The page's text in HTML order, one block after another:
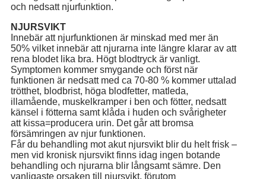
och nedsatt njurfunktion.
NJURSVIKT
Innebär att njurfunktionen är minskad med mer än
50% vilket innebär att njurarna inte längre klarar av att
rena blodet lika bra. Högt blodtryck är vanligt.
Symptomen kommer smygande och först när
funktionen är nedsatt med ca 70-80 % kommer uttalad
trötthet, blodbrist, höga blodfetter, matleda,
illamående, muskelkramper i ben och fötter, nedsatt
känsel i fötterna samt klåda i huden och svårigheter
att kissa=producera urin. Det går att bromsa
försämringen av njur funktionen.
Får du behandling mot akut njursvikt blir du helt frisk –
men vid kronisk njursvikt finns idag ingen botande
behandling och njurarna blir långsamt sämre. Den
vanligaste orsaken till njursvikt, förutom